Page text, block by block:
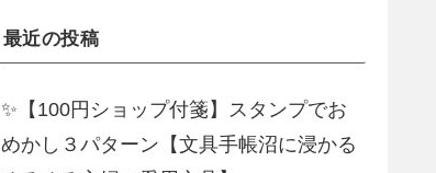
最近の投稿
✨【100円ショップ付箋】スタンプでお
めかし３パターン【文具手帳沼に浸かる